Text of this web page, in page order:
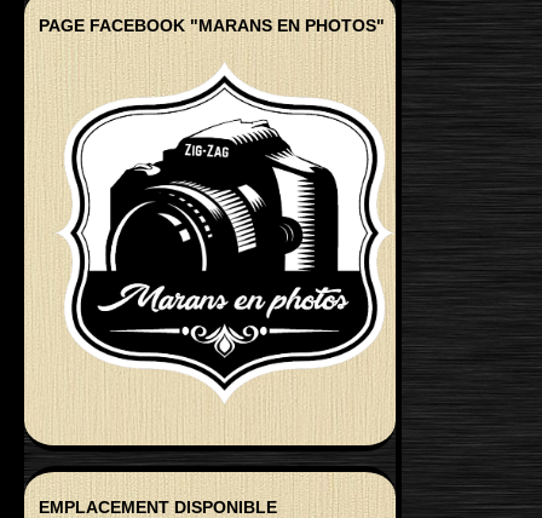
PAGE FACEBOOK "MARANS EN PHOTOS"
EMPLACEMENT DISPONIBLE